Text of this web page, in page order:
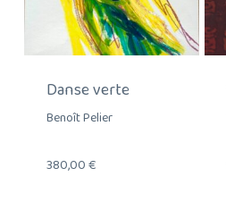
Danse verte
Benoît Pelier
380,00€